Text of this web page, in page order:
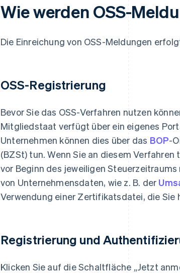
Wie werden OSS-
Die Einreichung von OSS-Meldungen
OSS-Registrierung
Bevor Sie das OSS-Verfahren nutzen
Mitgliedstaat verfügt über ein eigenes
Unternehmen können dies über das BOP-
(BZSt) tun. Wenn Sie an diesem
vor Beginn des jeweiligen
von Unternehmensdaten, wie z. B. der
Verwendung einer Zertifikatsdatei, die Sie
Registrierung und
Klicken Sie auf die Schaltfläche „Jetzt